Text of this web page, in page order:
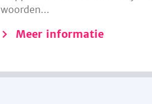
woorden...
Meer informatie